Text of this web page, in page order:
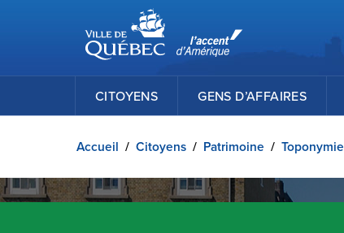
Passer au contenu principal
Ville de Québec
CITOYENS GENS D’AFFAIRES
Accueil / Citoyens / Patrimoine / Toponymie